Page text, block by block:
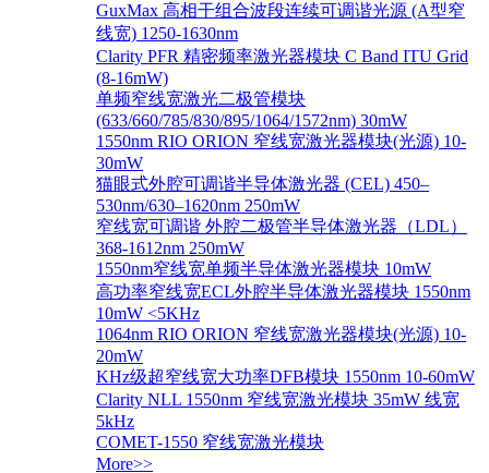
GuxMax 高相干组合波段连续可调谐光源 (A型窄
线宽) 1250-1630nm
Clarity PFR 精密频率激光器模块 C Band ITU Grid
(8-16mW)
单频窄线宽激光二极管模块
(633/660/785/830/895/1064/1572nm) 30mW
1550nm RIO ORION 窄线宽激光器模块(光源) 10-
30mW
猫眼式外腔可调谐半导体激光器 (CEL) 450–
530nm/630–1620nm 250mW
窄线宽可调谐 外腔二极管半导体激光器（LDL）
368-1612nm 250mW
1550nm窄线宽单频半导体激光器模块 10mW
高功率窄线宽ECL外腔半导体激光器模块 1550nm
10mW <5KHz
1064nm RIO ORION 窄线宽激光器模块(光源) 10-
20mW
KHz级超窄线宽大功率DFB模块 1550nm 10-60mW
Clarity NLL 1550nm 窄线宽激光模块 35mW 线宽
5kHz
COMET-1550 窄线宽激光模块
More>>